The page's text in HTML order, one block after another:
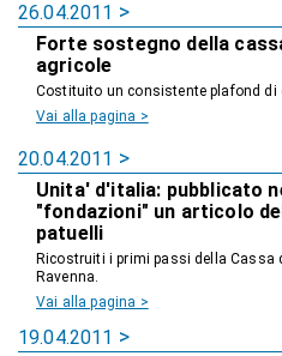
26.04.2011
Forte sostegno della
agricole
Costituito un consistente plafond di
Vai alla pagina >
20.04.2011
Unita' d'italia: pubblicato
"fondazioni" un articolo
patuelli
Ricostruiti i primi passi della Cassa
Ravenna.
Vai alla pagina >
19.04.2011